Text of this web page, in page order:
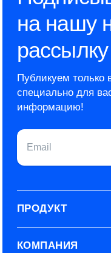
на нашу
рассылку
Публикуем только
специально для
информацию!
Email
ПРОДУКТ
Библиотека тестов
КОМПАНИЯ